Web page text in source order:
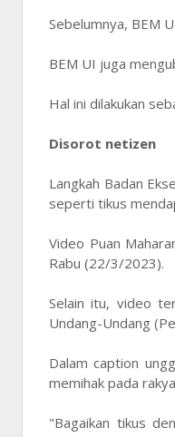
Sebelumnya, BEM
BEM UI juga
Hal ini dilakukan
Disorot netizen
Langkah Badan
seperti tikus
Video Puan
Rabu (22/3/2023).
Selain itu, video
Undang-Undang
Dalam caption
memihak pada
"Bagaikan tikus